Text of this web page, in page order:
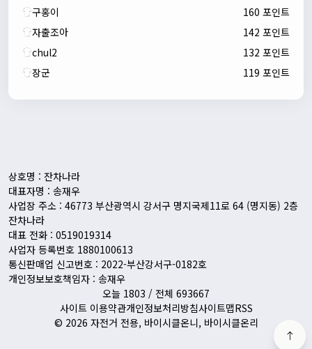
새해 복많이 받으세요!!
구홍이
160 포인트
자출조아
142 포인트
chul2
132 포인트
장군
119 포인트
상호명 : 잔차나라
대표자명 : 송재우
사업장 주소 : 46773 부산광역시 강서구 명지국제11로 64 (명지동) 2층
잔차나라
대표 전화 : 0519019314
사업자 등록번호 1880100613
통신판매업 신고번호 : 2022-부산강서구-0182호
개인정보보호책임자 : 송재우
오늘 1803 / 전체 693667
사이트 이용약관개인정보처리방침사이트맵RSS
© 2026 자전거 전용, 바이시클온니, 바이시클온리